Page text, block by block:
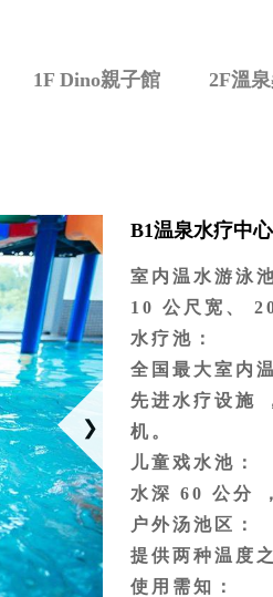
1F Dino親子館 2F溫
B1温泉水疗中心
室内温水游泳池
10 公尺宽、
水疗池：
全国最大室内
先进水疗设施
机。
儿童戏水池：
水深 60 公分
户外汤池区：
提供两种温度
使用需知：